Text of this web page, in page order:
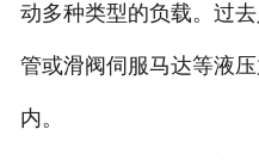
动多种类型的负载。过
管或滑阀伺服马达等液
内。